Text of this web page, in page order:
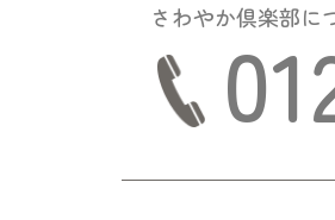
さわやか倶楽部に